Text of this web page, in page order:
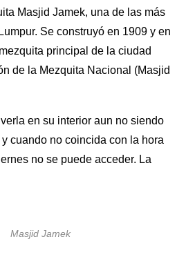
Masjid Jamek, una de las más
Se construyó en 1909 y en
principal de la ciudad
de la Mezquita Nacional (Masjid
en su interior aun no siendo
cuando no coincida con la hora
no se puede acceder. La
Masjid Jamek